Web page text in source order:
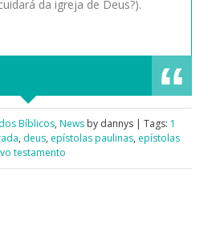
da igreja de Deus?).
Bíblicos, News by dannys | Tags: 1
, deus, epístolas paulinas, epístolas
testamento